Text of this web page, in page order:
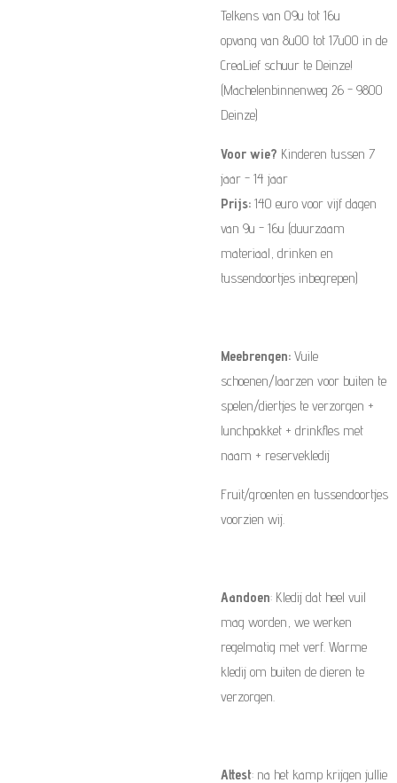
Telkens van 09u tot 16u
opvang van 8u00 tot 17u00 in de
CreaLief schuur te Deinze!
(Machelenbinnenweg 26 - 9800
Deinze)
Voor wie? Kinderen tussen 7
jaar - 14 jaar
Prijs: 140 euro voor vijf dagen
van 9u - 16u (duurzaam
materiaal, drinken en
tussendoortjes inbegrepen)
Meebrengen: Vuile
schoenen/laarzen voor buiten te
spelen/diertjes te verzorgen +
lunchpakket + drinkfles met
naam + reservekledij
Fruit/groenten en tussendoortjes
voorzien wij.
Aandoen: Kledij dat heel vuil
mag worden, we werken
regelmatig met verf. Warme
kledij om buiten de dieren te
verzorgen.
Attest: na het kamp krijgen jullie